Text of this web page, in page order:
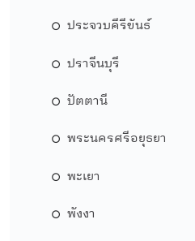
ประจวบคีรีขันธ์
ปราจีนบุรี
ปัตตานี
พระนครศรีอยุธยา
พะเยา
พังงา